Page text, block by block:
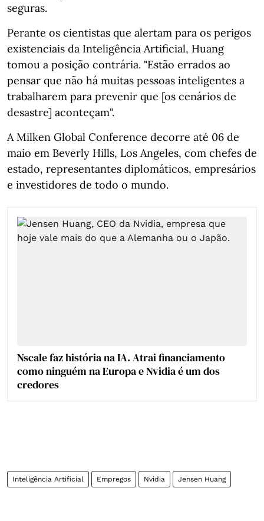
seguras.
Perante os cientistas que alertam para os perigos
existenciais da Inteligência Artificial, Huang
tomou a posição contrária. "Estão errados ao
pensar que não há muitas pessoas inteligentes a
trabalharem para prevenir que [os cenários de
desastre] aconteçam".
A Milken Global Conference decorre até 06 de
maio em Beverly Hills, Los Angeles, com chefes de
estado, representantes diplomáticos, empresários
e investidores de todo o mundo.
Nscale faz história na IA. Atrai financiamento
como ninguém na Europa e Nvidia é um dos
credores
Inteligência Artificial Empregos Nvidia Jensen Huang